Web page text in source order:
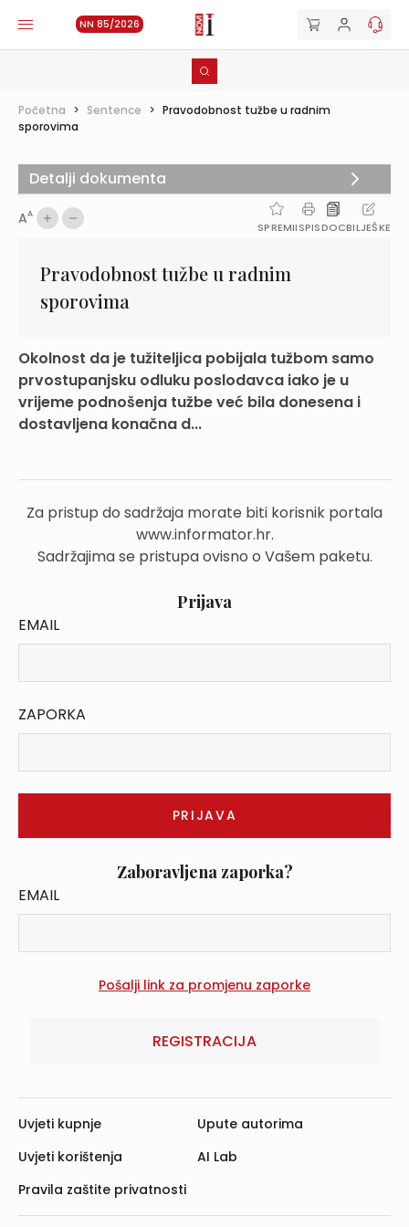
NN 85/2026
Početna > Sentence > Pravodobnost tužbe u radnim
sporovima
AA
SPREMIISPISDOCBILJEŠKE
Pravodobnost tužbe u radnim
sporovima
Okolnost da je tužiteljica pobijala tužbom samo
prvostupanjsku odluku poslodavca iako je u
vrijeme podnošenja tužbe već bila donesena i
dostavljena konačna d...
Za pristup do sadržaja morate biti korisnik portala
www.informator.hr.
Sadržajima se pristupa ovisno o Vašem paketu.
Prijava
EMAIL
ZAPORKA
Zaboravljena zaporka?
EMAIL
REGISTRACIJA
Detalji dokumenta
Uvjeti kupnje
Uvjeti korištenja
Pravila zaštite privatnosti
Upute autorima
AI Lab